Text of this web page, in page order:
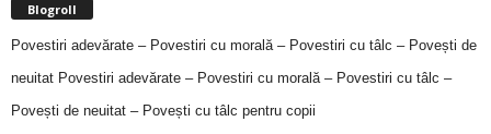
Blogroll
Povestiri adevărate – Povestiri cu morală – Povestiri cu tâlc – Povești de
neuitat Povestiri adevărate – Povestiri cu morală – Povestiri cu tâlc –
Povești de neuitat – Povești cu tâlc pentru copii